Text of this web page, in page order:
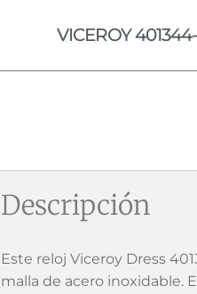
VICEROY
Descripción
Este reloj Viceroy Dress
malla de acero inoxidable.